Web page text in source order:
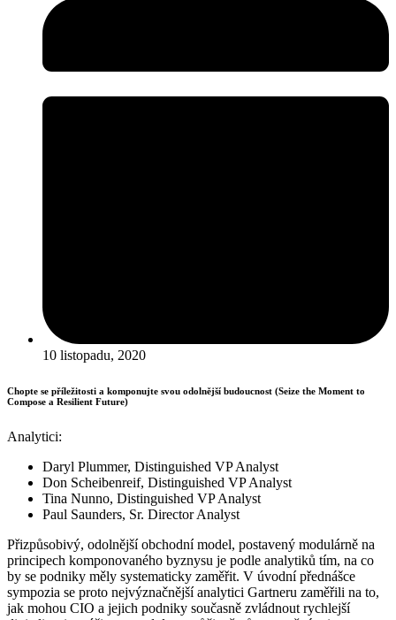
10 listopadu, 2020
Chopte se příležitosti a komponujte svou odolnější budoucnost (Seize the Moment to
Compose a Resilient Future)
Analytici:
Daryl Plummer, Distinguished VP Analyst
Don Scheibenreif, Distinguished VP Analyst
Tina Nunno, Distinguished VP Analyst
Paul Saunders, Sr. Director Analyst
Přizpůsobivý, odolnější obchodní model, postavený modulárně na
principech komponovaného byznysu je podle analytiků tím, na co
by se podniky měly systematicky zaměřit. V úvodní přednášce
sympozia se proto nejvýznačnější analytici Gartneru zaměřili na to,
jak mohou CIO a jejich podniky současně zvládnout rychlejší